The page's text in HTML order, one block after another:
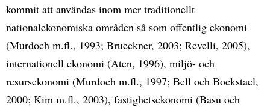
kommit att användas inom mer traditionellt
nationalekonomiska områden så som offentlig ekonomi
(Murdoch m.fl., 1993; Brueckner, 2003; Revelli, 2005),
internationell ekonomi (Aten, 1996), miljö- och
resursekonomi (Murdoch m.fl., 1997; Bell och Bockstael,
2000; Kim m.fl., 2003), fastighetsekonomi (Basu och